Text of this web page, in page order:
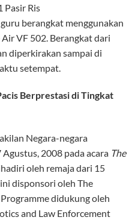
Pasir Ris
berangkat menggunakan
VF 502. Berangkat dari
diperkirakan sampai di
setempat.
Berprestasi di Tingkat
Negara-negara
2008 pada acara The
oleh remaja dari 15
disponsori oleh The
didukung oleh
and Law Enforcement